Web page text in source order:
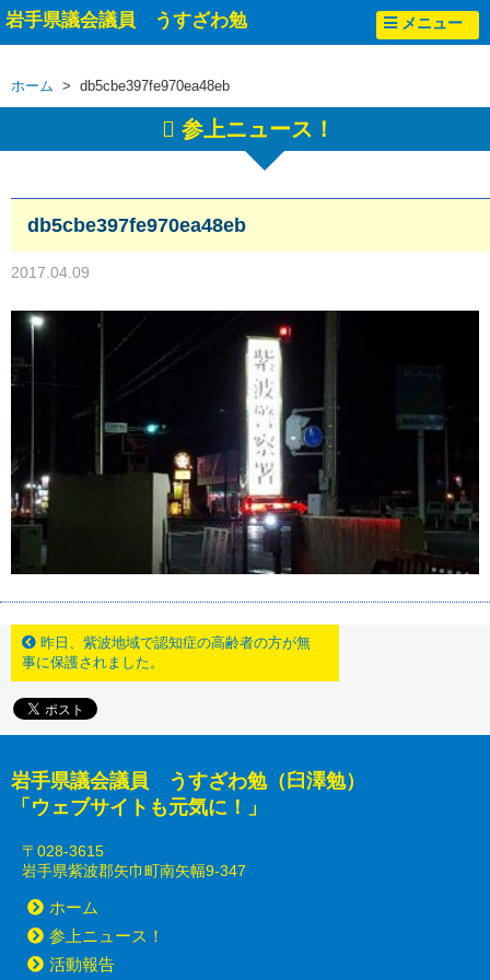
岩手県議会議員 うすざわ勉 メニュー
ホーム > db5cbe397fe970ea48eb
参上ニュース！
db5cbe397fe970ea48eb
2017.04.09
昨日、紫波地域で認知症の高齢者の方が無
事に保護されました。
岩手県議会議員 うすざわ勉（臼澤勉）
「ウェブサイトも元気に！」
〒028-3615
岩手県紫波郡矢巾町南矢幅9-347
ホーム
参上ニュース！
活動報告